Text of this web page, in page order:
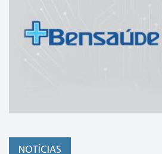
NOTÍCIAS